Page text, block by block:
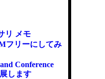
リ メモ
フリーにしてみ
Conference
します